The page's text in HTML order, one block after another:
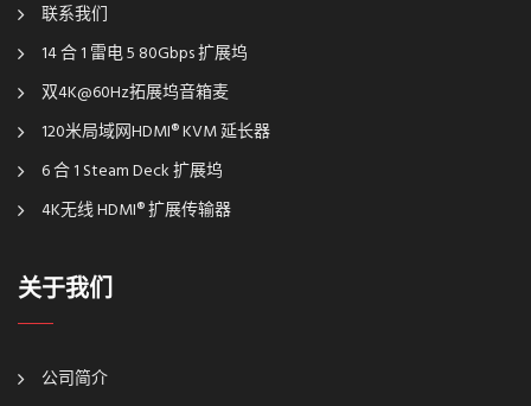
联系我们
14 合 1 雷电 5 80Gbps 扩展坞
双4K@60Hz拓展坞音箱麦
120米局域网HDMI® KVM 延长器
6 合 1 Steam Deck 扩展坞
4K无线 HDMI® 扩展传输器
关于我们
公司简介